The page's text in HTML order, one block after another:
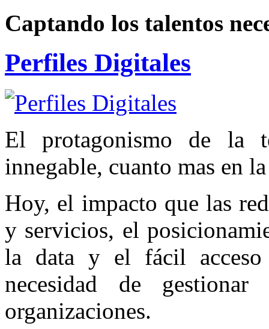
Captando los talentos
Perfiles Digitales
El protagonismo de la
innegable, cuanto mas en
Hoy, el impacto que las
y servicios, el
la data y el fácil
necesidad de
organizaciones.